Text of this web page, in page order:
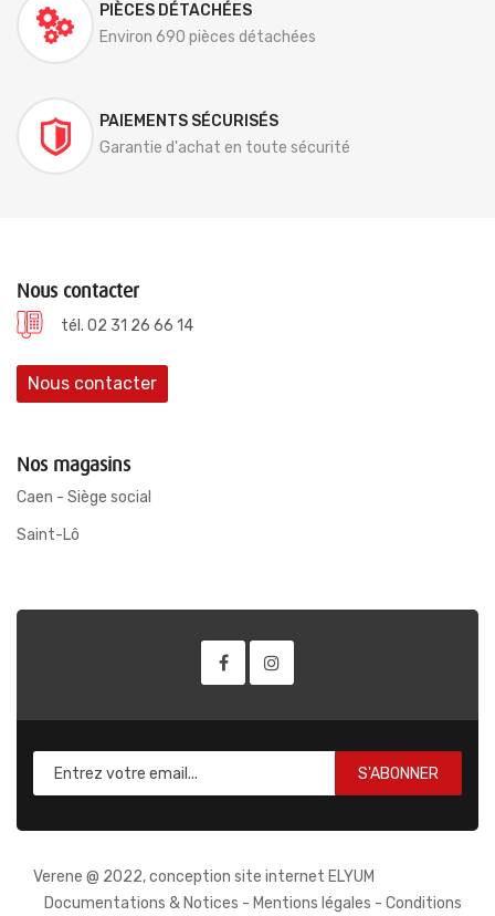
PIÈCES DÉTACHÉES
Environ 690 pièces détachées
PAIEMENTS SÉCURISÉS
Garantie d'achat en toute sécurité
Nous contacter
tél. 02 31 26 66 14
Nous contacter
Nos magasins
Caen - Siège social
Saint-Lô
S'ABONNER
Verene @ 2022, conception site internet ELYUM
Documentations & Notices - Mentions légales - Conditions